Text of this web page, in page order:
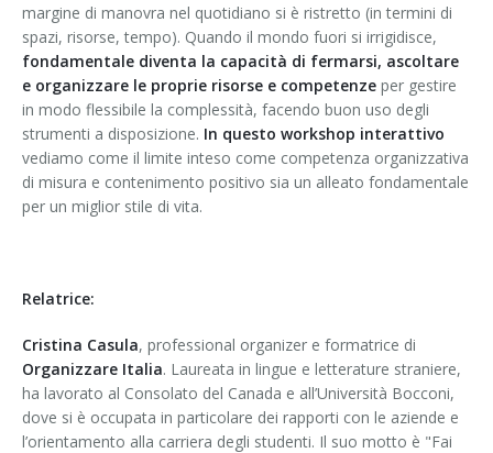
margine di manovra nel quotidiano si è ristretto (in termini di
spazi, risorse, tempo). Quando il mondo fuori si irrigidisce,
fondamentale diventa la capacità di fermarsi, ascoltare
e organizzare le proprie risorse e competenze per gestire
in modo flessibile la complessità, facendo buon uso degli
strumenti a disposizione. In questo workshop interattivo
vediamo come il limite inteso come competenza organizzativa
di misura e contenimento positivo sia un alleato fondamentale
per un miglior stile di vita.
Relatrice:
Cristina Casula, professional organizer e formatrice di
Organizzare Italia. Laureata in lingue e letterature straniere,
ha lavorato al Consolato del Canada e all’Università Bocconi,
dove si è occupata in particolare dei rapporti con le aziende e
l’orientamento alla carriera degli studenti. Il suo motto è "Fai